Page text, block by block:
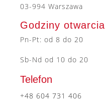
03-994 Warszawa
Godziny otwarcia
Pn-Pt: od 8 do 20
Sb-Nd od 10 do 20
Telefon
+48 604 731 406